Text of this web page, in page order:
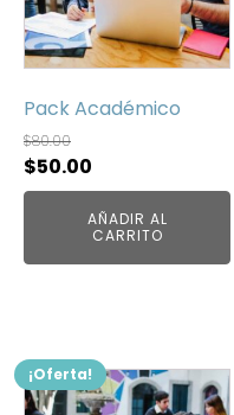
Pack Académico
$80.00
El
precio
original
era:
$50.00
precio
actual
AÑADIR AL
CARRITO
¡Oferta!